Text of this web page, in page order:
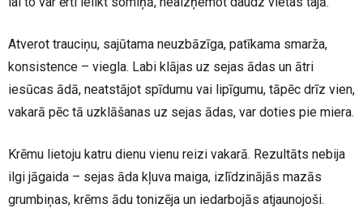
Atverot trauciņu, sajūtama neuzbāzīga, patīkama smarža,
konsistence – viegla. Labi klājas uz sejas ādas un ātri
iesūcas ādā, neatstājot spīdumu vai lipīgumu, tāpēc drīz vien,
vakarā pēc tā uzklāšanas uz sejas ādas, var doties pie miera.
Krēmu lietoju katru dienu vienu reizi vakarā. Rezultāts nebija
ilgi jāgaida – sejas āda kļuva maiga, izlīdzinājās mazās
grumbiņas, krēms ādu tonizēja un iedarbojās atjaunojoši.